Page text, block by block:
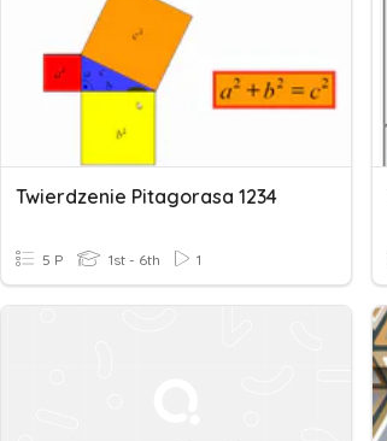
Twierdzenie Pitagorasa 1234
5 P 1st - 6th 1